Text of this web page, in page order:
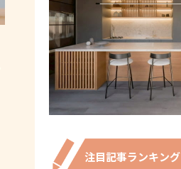
注目記事ランキング